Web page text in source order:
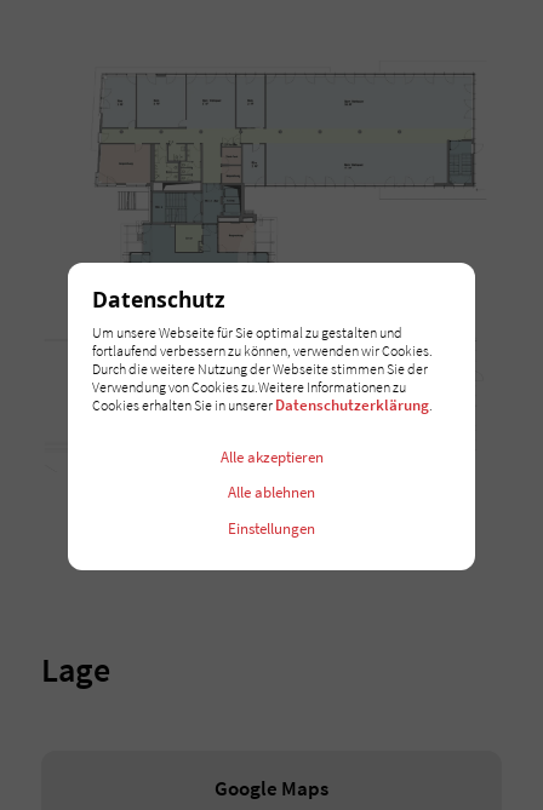
Lage
Google Maps
Datenschutz
Um unsere Webseite für Sie optimal zu gestalten und
fortlaufend verbessern zu können, verwenden wir Cookies.
Durch die weitere Nutzung der Webseite stimmen Sie der
Verwendung von Cookies zu.Weitere Informationen zu
Cookies erhalten Sie in unserer Datenschutzerklärung
Einstellungen
Alle ablehnen
Alle akzeptieren